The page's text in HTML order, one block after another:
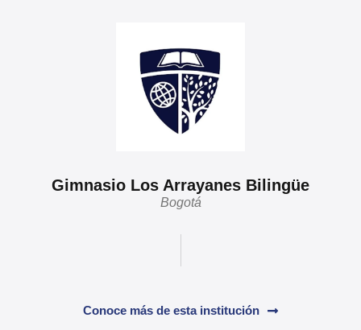
Gimnasio Los Arrayanes Bilingüe
Bogotá
Conoce más de esta institución